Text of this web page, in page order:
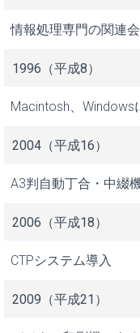
情報処理専門の関連
1996（平成8）
Macintosh、Windows
2004（平成16）
A3判自動丁合・中綴
2006（平成18）
CTPシステム導入
2009（平成21）